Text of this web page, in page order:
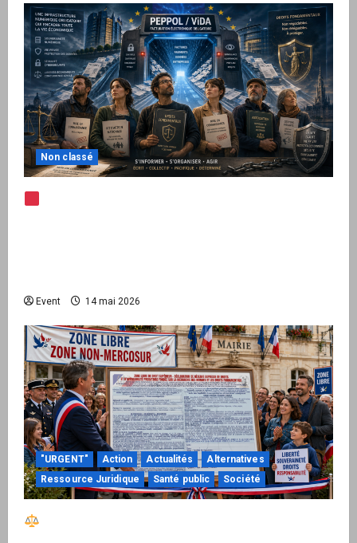
Non classé
Event 14 mai 2026
"URGENT" Action Actualités
Alternatives
Ressource Juridique
Santé public Société